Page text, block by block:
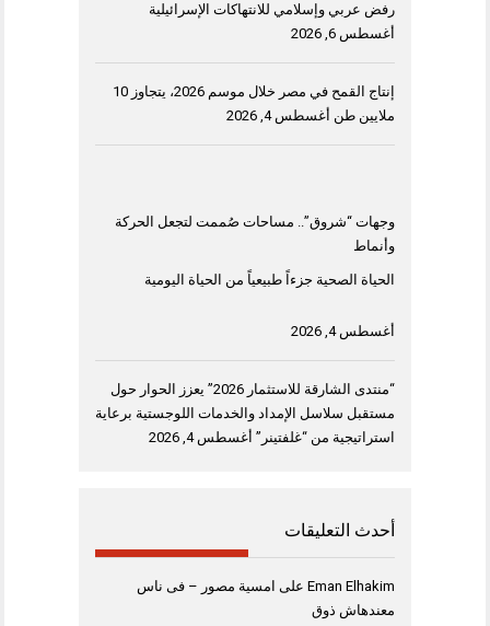
رفض عربي وإسلامي للانتهاكات الإسرائيلية
أغسطس 6, 2026
إنتاج القمح في مصر خلال موسم 2026، يتجاوز 10
ملايين طن أغسطس 4, 2026
وجهات “شروق”.. مساحات صُممت لتجعل الحركة
وأنماط
الحياة الصحية جزءاً طبيعياً من الحياة اليومية
أغسطس 4, 2026
“منتدى الشارقة للاستثمار 2026” يعزز الحوار حول
مستقبل سلاسل الإمداد والخدمات اللوجستية برعاية
استراتيجية من “غلفتينر” أغسطس 4, 2026
أحدث التعليقات
Eman Elhakim على امسية مصور – فى ناس
معندهاش ذوق